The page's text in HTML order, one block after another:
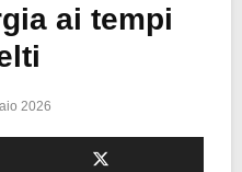
ai tempi
2026